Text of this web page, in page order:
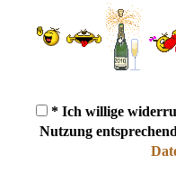
* Ich willige
Nutzung